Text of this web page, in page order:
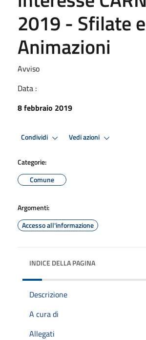
2019 - Sfilate
Animazioni
Avviso
Data :
8 febbraio 2019
Condividi Vedi azioni
Categorie:
Comune
Argomenti:
Accesso all'informazione
INDICE DELLA PAGINA
Descrizione
A cura di
Allegati